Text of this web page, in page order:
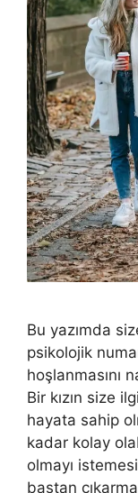
Bu yazımda
psikolojik
hoşlanmasını
Bir kızın size
hayata sahip
kadar kolay
olmayı
baştan